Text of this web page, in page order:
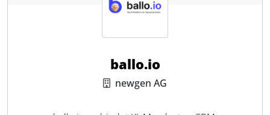
ballo.io
newgen AG